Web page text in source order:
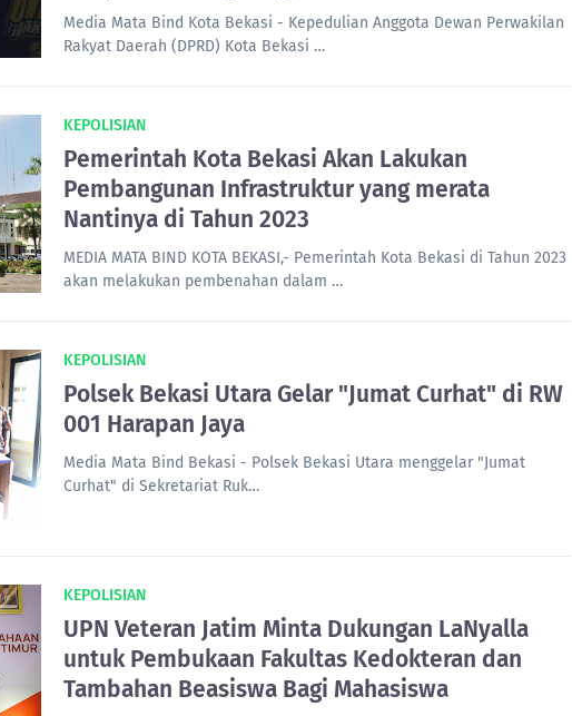
Media Mata Bind Kota Bekasi - Kepedulian Anggota Dewan Perwakilan
Rakyat Daerah (DPRD) Kota Bekasi …
KEPOLISIAN
Pemerintah Kota Bekasi Akan Lakukan
Pembangunan Infrastruktur yang merata
Nantinya di Tahun 2023
MEDIA MATA BIND KOTA BEKASI,- Pemerintah Kota Bekasi di Tahun 2023
akan melakukan pembenahan dalam …
KEPOLISIAN
Polsek Bekasi Utara Gelar "Jumat Curhat" di RW
001 Harapan Jaya
Media Mata Bind Bekasi - Polsek Bekasi Utara menggelar "Jumat
Curhat" di Sekretariat Ruk…
KEPOLISIAN
UPN Veteran Jatim Minta Dukungan LaNyalla
untuk Pembukaan Fakultas Kedokteran dan
Tambahan Beasiswa Bagi Mahasiswa